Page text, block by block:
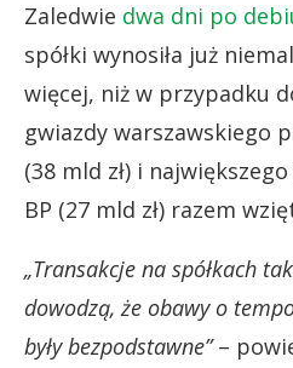
Zaledwie dwa dni po
spółki wynosiła już
więcej, niż w przypadku
gwiazdy warszawskiego
(38 mld zł) i
BP (27 mld zł) razem
„Transakcje na spółkach
dowodzą, że obawy o
były bezpodstawne”–